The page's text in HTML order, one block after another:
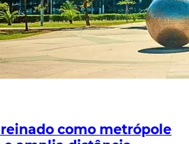
como metrópole